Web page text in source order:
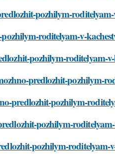
pozhilym-
roditelyam-v-
pozhilym-roditelyam-
predlozhit-pozhilym-
predlozhit-pozhilym-
pozhilym-
pozhilym-roditelyam-